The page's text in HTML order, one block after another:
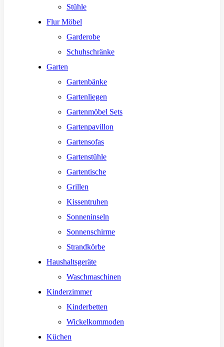
Stühle
Flur Möbel
Garderobe
Schuhschränke
Garten
Gartenbänke
Gartenliegen
Gartenmöbel Sets
Gartenpavillon
Gartensofas
Gartenstühle
Gartentische
Grillen
Kissentruhen
Sonneninseln
Sonnenschirme
Strandkörbe
Haushaltsgeräte
Waschmaschinen
Kinderzimmer
Kinderbetten
Wickelkommoden
Küchen